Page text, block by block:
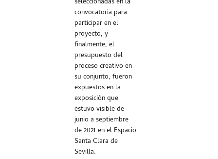
seleccionadas en la
convocatoria para
participar en el
proyecto, y
finalmente, el
presupuesto del
proceso creativo en
su conjunto, fueron
expuestos en la
exposición que
estuvo visible de
junio a septiembre
de 2021 en el Espacio
Santa Clara de
Sevilla.